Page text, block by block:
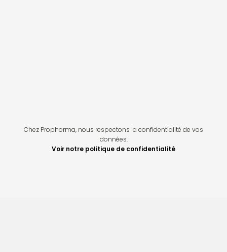
Chez Prophorma, nous respectons la confidentialité de vos
données.
Voir notre politique de confidentialité